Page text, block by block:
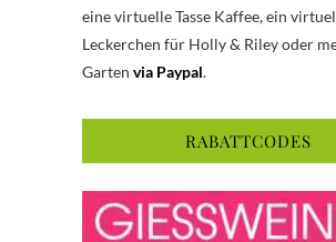
eine virtuelle Tasse Kaffee, ein
Leckerchen für Holly & Riley oder
Garten via Paypal.
RABATTCODES